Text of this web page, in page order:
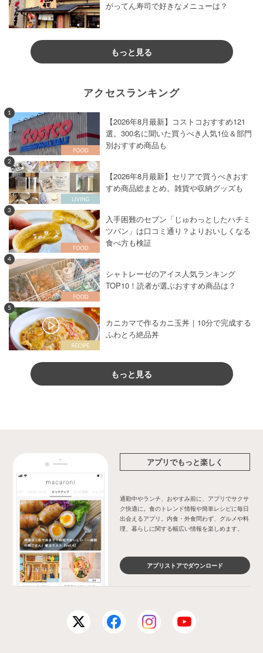
がってん寿司で好きなメニューは？
もっと見る
アクセスランキング
1
【2026年8月最新】コストコおすすめ121
選。300名に聞いた買うべき人気1位＆部門
別おすすめ商品も
2
【2026年8月最新】セリアで買うべきおす
すめ商品総まとめ。雑貨や収納グッズも
3
入手困難のセブン「じゅわっとしたハチミ
ツパン」は口コミ通り？よりおいしくなる
食べ方も検証
4
シャトレーゼのアイス人気ランキング
TOP10！読者が選ぶおすすめ商品は？
5
カニカマで作るカニ玉丼｜10分で完成する
ふわとろ絶品丼
もっと見る
アプリでもっと楽しく
通勤中やランチ、おやすみ前に、アプリでサクサ
ク快適に。食のトレンド情報や簡単レシピに毎日
出会えるアプリ。内食・外食問わず、グルメや料
理、暮らしに関する幅広い情報を楽しめます。
アプリストアでダウンロード